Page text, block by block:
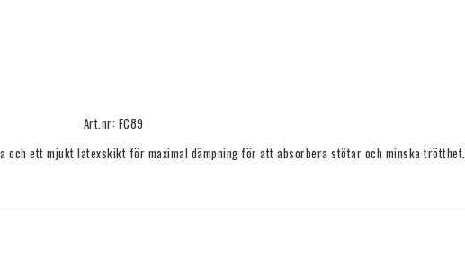
Art.nr: FC89
ett mjukt latexskikt för maximal dämpning för att absorbera stötar och minska trötthet.